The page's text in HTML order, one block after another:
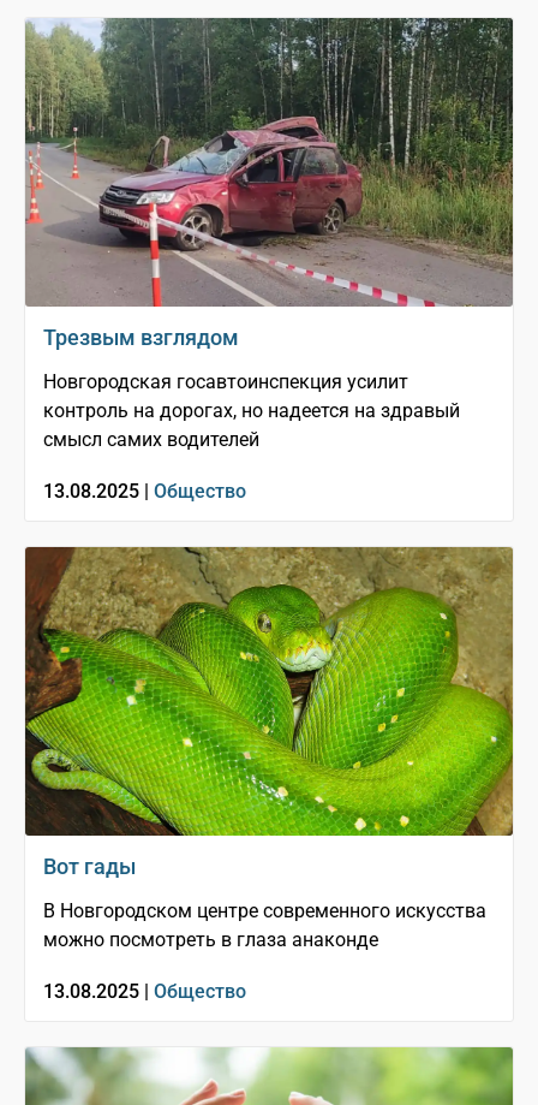
Трезвым взглядом
Новгородская госавтоинспекция усилит
контроль на дорогах, но надеется на здравый
смысл самих водителей
13.08.2025 | Общество
Вот гады
В Новгородском центре современного искусства
можно посмотреть в глаза анаконде
13.08.2025 | Общество